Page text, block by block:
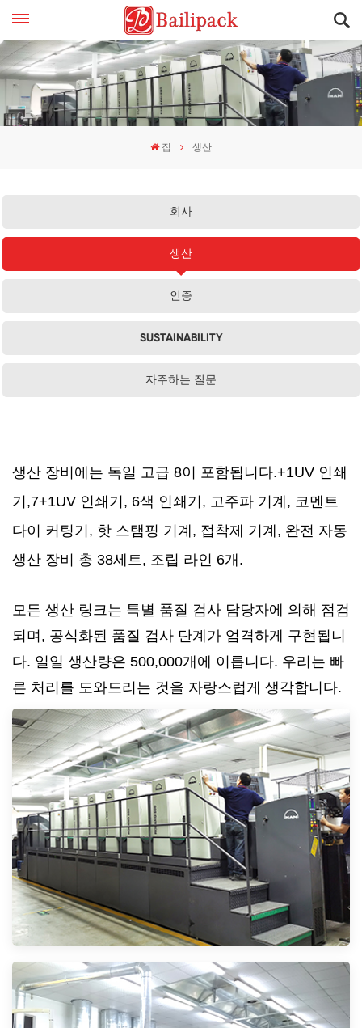
집 생산
회사
생산
인증
SUSTAINABILITY
자주하는 질문
생산 장비에는 독일 고급 8이 포함됩니다.+1UV 인쇄
기,7+1UV 인쇄기, 6색 인쇄기, 고주파 기계, 코멘트
다이 커팅기, 핫 스탬핑 기계, 접착제 기계, 완전 자동
생산 장비 총 38세트, 조립 라인 6개.
모든 생산 링크는 특별 품질 검사 담당자에 의해 점검
되며, 공식화된 품질 검사 단계가 엄격하게 구현됩니
다. 일일 생산량은 500,000개에 이릅니다. 우리는 빠
른 처리를 도와드리는 것을 자랑스럽게 생각합니다.